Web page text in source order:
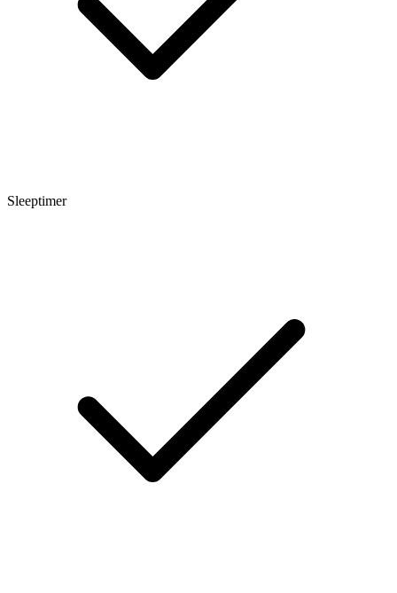
Sleeptimer